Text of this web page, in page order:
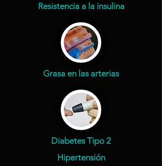
Resistencia a la insulina
Grasa en las arterias
Diabetes Tipo 2
Hipertensión